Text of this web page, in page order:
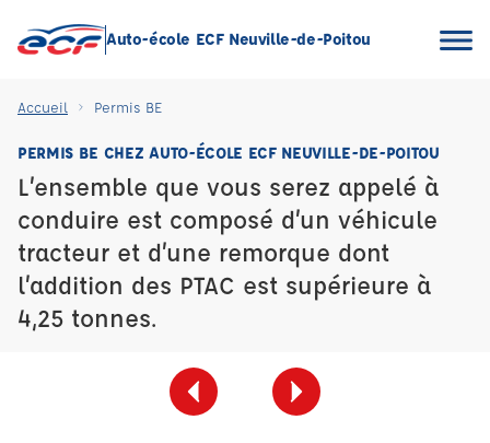
Auto-école ECF Neuville-de-Poitou
Accueil Permis BE
PERMIS BE CHEZ AUTO-ÉCOLE ECF NEUVILLE-DE-POITOU
L’ensemble que vous serez appelé à
conduire est composé d’un véhicule
tracteur et d’une remorque dont
l’addition des PTAC est supérieure à
4,25 tonnes.